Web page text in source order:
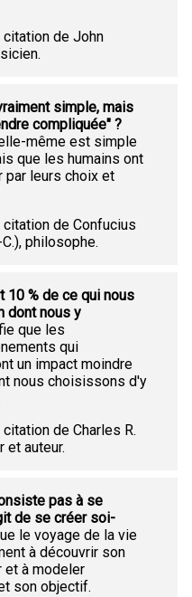
citation de John
simple, mais
compliquée" ?
même est simple
que les humains ont
par leurs choix et
citation de Confucius
philosophe.
10 % de ce qui nous
dont nous y
que les
qui
un impact moindre
nous choisissons d'y
de Charles R.
et auteur.
pas à se
de se créer soi-
le voyage de la vie
à découvrir son
et à modeler
son objectif.